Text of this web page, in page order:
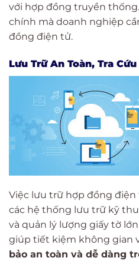
với hợp đồng truyền
chính mà doanh nghiệp
đồng điện tử.
Lưu Trữ An Toàn, Tra
Việc lưu trữ hợp đồng
các hệ thống lưu trữ kỹ
và quản lý lượng giấy tờ
giúp tiết kiệm không gian
bảo an toàn và dễ dàng